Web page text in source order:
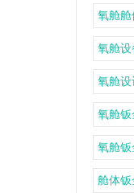
氧舱舱
氧舱
氧舱设
氧舱
氧舱
舱体